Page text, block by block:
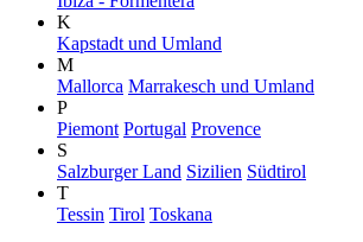
K
Kapstadt und Umland
M
Mallorca Marrakesch und Umland
P
Piemont Portugal Provence
S
Salzburger Land Sizilien Südtirol
T
Tessin Tirol Toskana